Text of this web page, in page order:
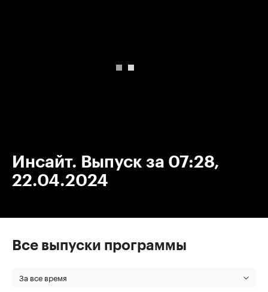
Инсайт. Выпуск за 07:28,
22.04.2024
Все выпуски программы
За все время